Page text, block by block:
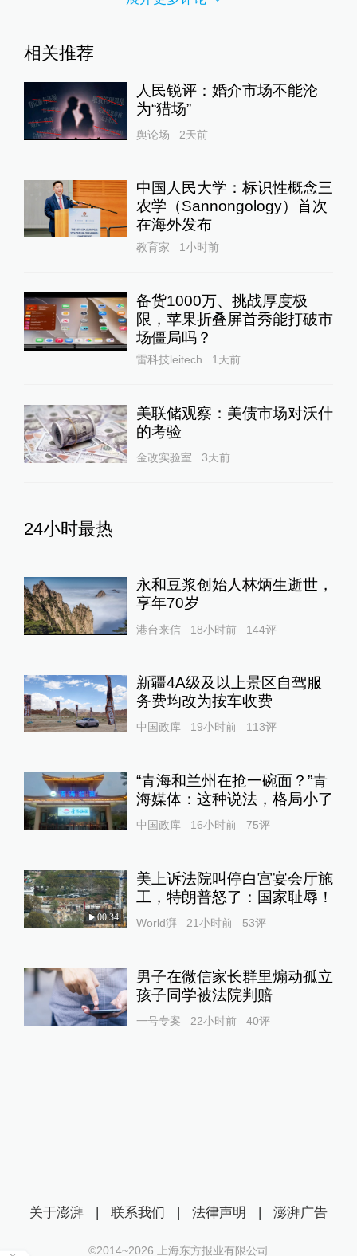
相关推荐
人民锐评：婚介市场不能沦
为“猎场”
舆论场 2天前
中国人民大学：标识性概念三
农学（Sannongology）首次
在海外发布
教育家 1小时前
备货1000万、挑战厚度极
限，苹果折叠屏首秀能打破市
场僵局吗？
雷科技leitech 1天前
美联储观察：美债市场对沃什
的考验
金改实验室 3天前
24小时最热
永和豆浆创始人林炳生逝世，
享年70岁
港台来信 18小时前 144评
新疆4A级及以上景区自驾服
务费均改为按车收费
中国政库 19小时前 113评
“青海和兰州在抢一碗面？”青
海媒体：这种说法，格局小了
中国政库 16小时前 75评
00:34
美上诉法院叫停白宫宴会厅施
工，特朗普怒了：国家耻辱！
World湃 21小时前 53评
男子在微信家长群里煽动孤立
孩子同学被法院判赔
一号专案 22小时前 40评
关于澎湃 | 联系我们 | 法律声明 | 澎湃广告
©2014~2026 上海东方报业有限公司